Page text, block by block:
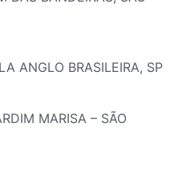
ANGLO BRASILEIRA, SP
MARISA – SÃO